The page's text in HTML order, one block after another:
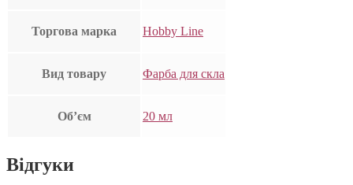
Торгова марка Hobby Line
Вид товару Фарба для скла
Об’єм 20 мл
Відгуки